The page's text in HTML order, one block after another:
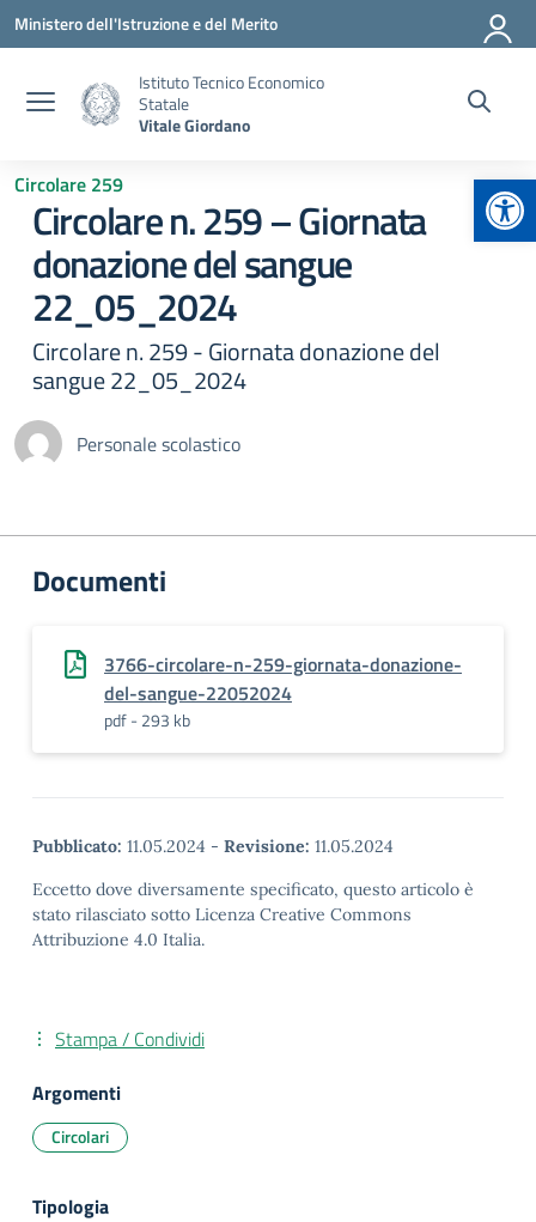
Vai ai contenuti
Vai al menu di navigazione
Vai al footer
Ministero dell'Istruzione e del Merito
Istituto Tecnico Economico
Statale
Vitale Giordano
Circolare 259
Circolare n. 259 – Giornata
donazione del sangue
22_05_2024
Circolare n. 259 - Giornata donazione del
sangue 22_05_2024
Personale scolastico
Documenti
3766-circolare-n-259-giornata-donazione-
del-sangue-22052024
pdf - 293 kb
Pubblicato: 11.05.2024 - Revisione: 11.05.2024
Eccetto dove diversamente specificato, questo articolo è
stato rilasciato sotto Licenza Creative Commons
Attribuzione 4.0 Italia.
Stampa / Condividi
Argomenti
Circolari
Tipologia